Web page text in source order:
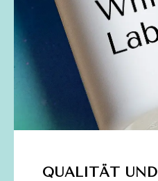
QUALITÄT UND